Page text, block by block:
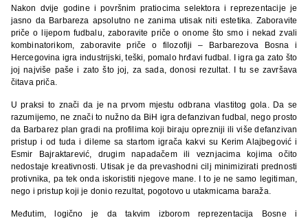
Nakon dvije godine i površnim pratiocima selektora i reprezentacije je
jasno da Barbareza apsolutno ne zanima utisak niti estetika. Zaboravite
priče o lijepom fudbalu, zaboravite priče o onome što smo i nekad zvali
kombinatorikom, zaboravite priče o filozofiji – Barbarezova Bosna i
Hercegovina igra industrijski, teški, pomalo hrđavi fudbal. I igra ga zato što
joj najviše paše i zato što joj, za sada, donosi rezultat. I tu se završava
čitava priča.
U praksi to znači da je na prvom mjestu odbrana vlastitog gola. Da se
razumijemo, ne znači to nužno da BiH igra defanzivan fudbal, nego prosto
da Barbarez plan gradi na profilima koji biraju oprezniji ili više defanzivan
pristup i od tuda i dileme sa startom igrača kakvi su Kerim Alajbegović i
Esmir Bajraktarević, drugim napadačem ili veznjacima kojima očito
nedostaje kreativnosti. Utisak je da prevashodni cilj minimizirati prednosti
protivnika, pa tek onda iskoristiti njegove mane. I to je ne samo legitiman,
nego i pristup koji je donio rezultat, pogotovo u utakmicama baraža.
Međutim, logično je da takvim izborom reprezentacija Bosne i